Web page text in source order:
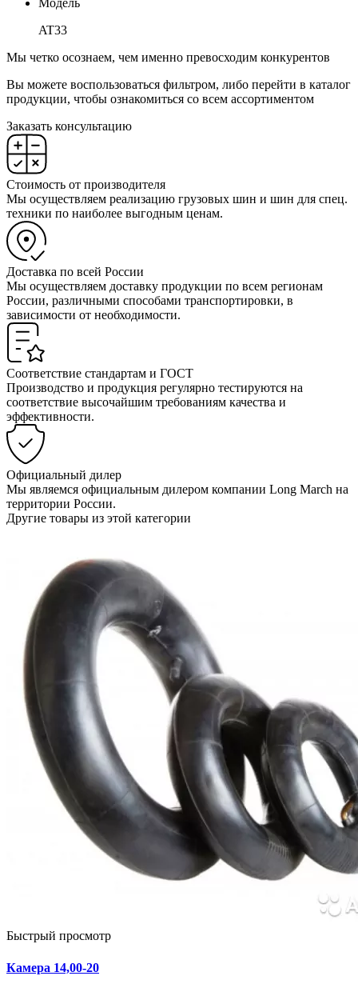
Модель
AT33
Мы четко осознаем, чем именно превосходим конкурентов
Вы можете воспользоваться фильтром, либо перейти в каталог
продукции, чтобы ознакомиться со всем ассортиментом
Заказать консультацию
Стоимость от производителя
Мы осуществляем реализацию грузовых шин и шин для спец.
техники по наиболее выгодным ценам.
Доставка по всей России
Мы осуществляем доставку продукции по всем регионам
России, различными способами транспортировки, в
зависимости от необходимости.
Соответствие стандартам и ГОСТ
Производство и продукция регулярно тестируются на
соответствие высочайшим требованиям качества и
эффективности.
Официальный дилер
Мы являемся официальным дилером компании Long March на
территории России.
Другие товары из этой категории
Быстрый просмотр
Камера 14,00-20